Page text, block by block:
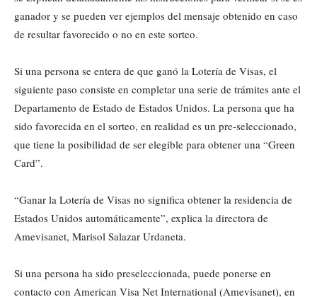
ganador y se pueden ver ejemplos del mensaje obtenido en caso
de resultar favorecido o no en este sorteo.
Si una persona se entera de que ganó la Lotería de Visas, el
siguiente paso consiste en completar una serie de trámites ante el
Departamento de Estado de Estados Unidos. La persona que ha
sido favorecida en el sorteo, en realidad es un pre-seleccionado,
que tiene la posibilidad de ser elegible para obtener una “Green
Card”.
“Ganar la Lotería de Visas no significa obtener la residencia de
Estados Unidos automáticamente”, explica la directora de
Amevisanet, Marisol Salazar Urdaneta.
Si una persona ha sido preseleccionada, puede ponerse en
contacto con American Visa Net International (Amevisanet), en